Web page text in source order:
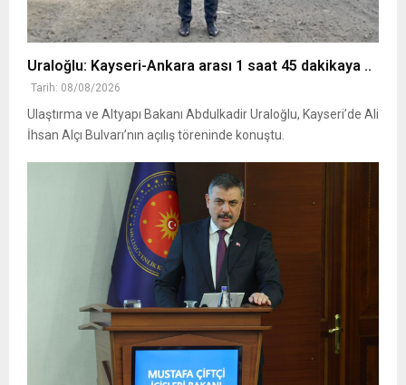
Uraloğlu: Kayseri-Ankara arası 1 saat 45 dakikaya ..
Tarih: 08/08/2026
Ulaştırma ve Altyapı Bakanı Abdulkadir Uraloğlu, Kayseri’de Ali
İhsan Alçı Bulvarı’nın açılış töreninde konuştu.